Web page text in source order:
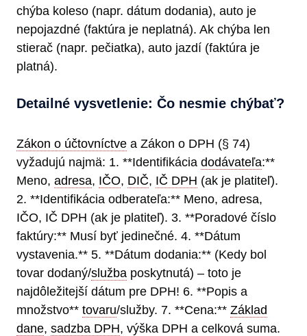
chýba koleso (napr. dátum dodania), auto je
nepojazdné (faktúra je neplatná). Ak chýba len
stierač (napr. pečiatka), auto jazdí (faktúra je
platná).
Detailné vysvetlenie: Čo nesmie chýbať?
Zákon o účtovníctve a Zákon o DPH (§ 74)
vyžadujú najmä: 1. **Identifikácia dodávateľa:**
Meno, adresa, IČO, DIČ, IČ DPH (ak je platiteľ).
2. **Identifikácia odberateľa:** Meno, adresa,
IČO, IČ DPH (ak je platiteľ). 3. **Poradové číslo
faktúry:** Musí byť jedinečné. 4. **Dátum
vystavenia.** 5. **Dátum dodania:** (Kedy bol
tovar dodaný/služba poskytnutá) – toto je
najdôležitejší dátum pre DPH! 6. **Popis a
množstvo** tovaru/služby. 7. **Cena:** Základ
dane, sadzba DPH, výška DPH a celková suma.